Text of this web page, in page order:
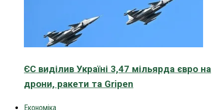
ЄС виділив Україні 3,47 мільярда євро на
дрони, ракети та Gripen
Економіка